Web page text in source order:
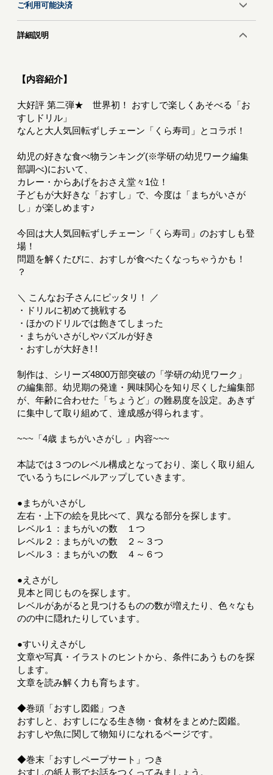
ご利用可能決済
詳細説明
【内容紹介】
大好評 第二弾★ 世界初！ おすしで楽しくあそべる「お
すしドリル」
なんと大人気回転ずしチェーン「くら寿司」とコラボ！
幼児の好きな食べ物ランキング(※学研の幼児ワーク編集
部調べ)において、
カレー・からあげをおさえ堂々1位！
子どもが大好きな「おすし」で、今度は「まちがいさが
し」が楽しめます♪
今回は大人気回転ずしチェーン「くら寿司」のおすしも登
場！
問題を解くたびに、おすしが食べたくなっちゃうかも！
？
＼ こんなお子さんにピッタリ！ ／
・ドリルに初めて挑戦する
・ほかのドリルでは飽きてしまった
・まちがいさがしやパズルが好き
・おすしが大好き! !
制作は、シリーズ4800万部突破の「学研の幼児ワーク」
の編集部。幼児期の発達・興味関心を知り尽くした編集部
が、年齢に合わせた「ちょうど」の難易度を設定。あきず
に集中して取り組めて、達成感が得られます。
~~~「4歳 まちがいさがし 」内容~~~
本誌では３つのレベル構成となっており、楽しく取り組ん
でいるうちにレベルアップしていきます。
●まちがいさがし
左右・上下の絵を見比べて、異なる部分を探します。
レベル１：まちがいの数 １つ
レベル２：まちがいの数 ２～３つ
レベル３：まちがいの数 ４～６つ
●えさがし
見本と同じものを探します。
レベルがあがると見つけるものの数が増えたり、色々なも
のの中に隠れたりしています。
●すいりえさがし
文章や写真・イラストのヒントから、条件にあうものを探
します。
文章を読み解く力も育ちます。
◆巻頭「おすし図鑑」つき
おすしと、おすしになる生き物・食材をまとめた図鑑。
おすしや魚に関して物知りになれるページです。
◆巻末「おすしペープサート」つき
おすしの紙人形でお話をつくってみましょう。